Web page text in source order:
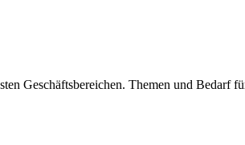
Geschäftsbereichen. Themen und Bedarf